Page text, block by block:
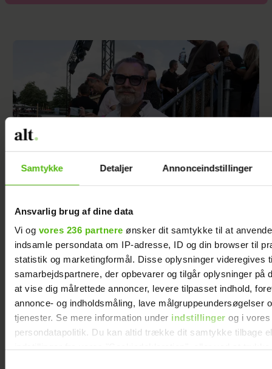
Samtykke Detaljer Annonceindstillinger
Ansvarlig brug af dine data
Vi og vores 236 partnere ønsker dit samtykke til at
indsamle persondata om IP-adresse, ID og din browser til
statistik og marketingformål. Disse oplysninger videregives
samarbejdspartnere, der opbevarer og tilgår oplysninger på
at vise dig målrettede annoncer, levere tilpasset indhold,
annonce- og indholdsmåling, lave målgruppeundersøgelser
tjenester. Se mere information under indstillinger og i vores
persondatapolitik. Du kan altid trække dit samtykke tilbage
Se billedet: Så meget har Lars Elbæk tabt sig